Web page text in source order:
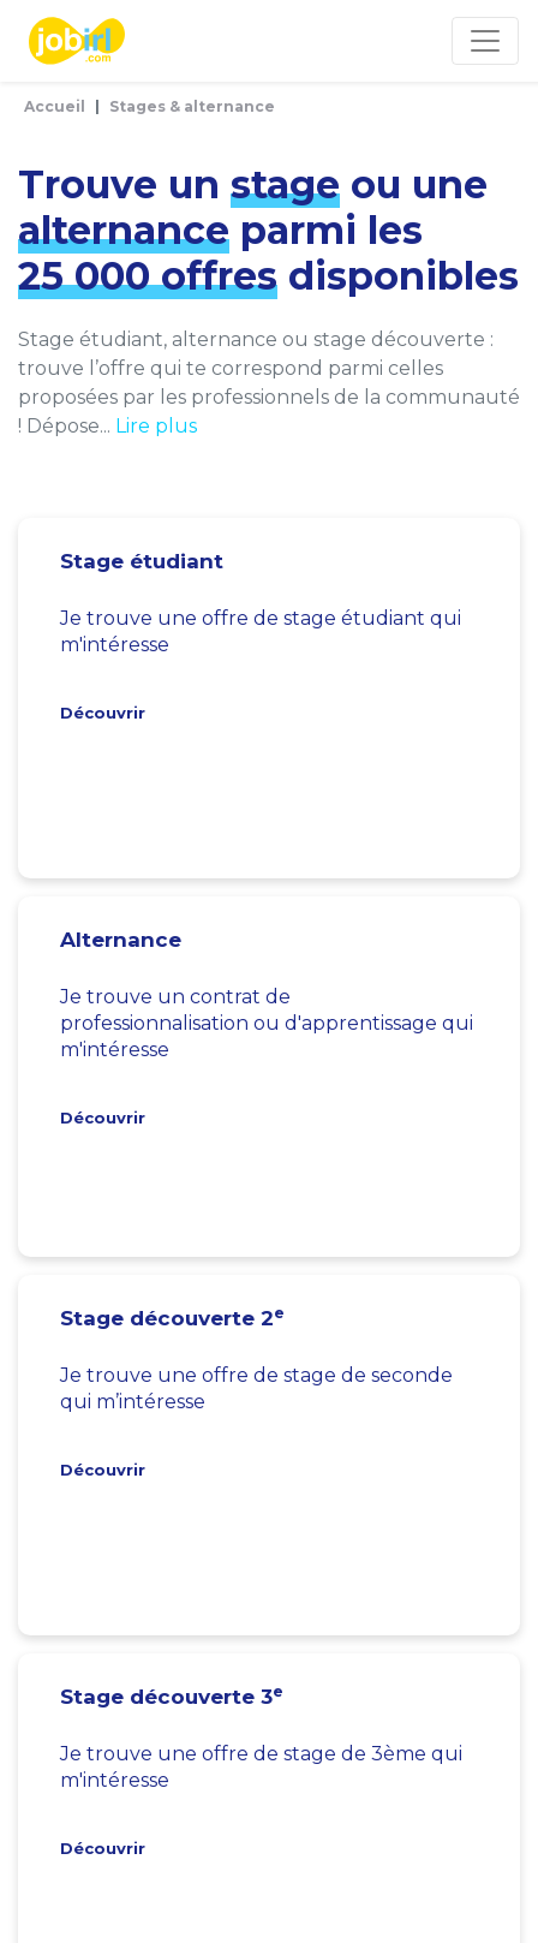
Accueil Stages & alternance
Trouve un stage ou une
alternance parmi les
25 000 offres disponibles
Stage étudiant, alternance ou stage découverte :
trouve l’offre qui te correspond parmi celles
proposées par les professionnels de la communauté
! Dépose... Lire plus
Stage étudiant
Je trouve une offre de stage étudiant qui
m'intéresse
Découvrir
Alternance
Je trouve un contrat de
professionnalisation ou d'apprentissage qui
m'intéresse
Découvrir
Stage découverte 2e
Je trouve une offre de stage de seconde
qui m’intéresse
Découvrir
Stage découverte 3e
Je trouve une offre de stage de 3ème qui
m'intéresse
Découvrir
Panneau de gestion des cookies